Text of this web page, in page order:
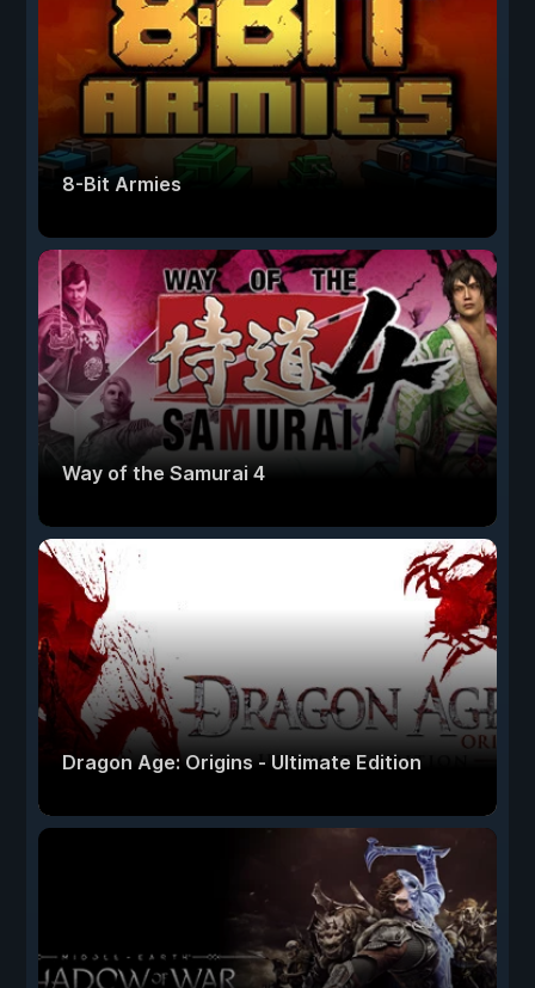
8-Bit Armies
Way of the Samurai 4
Dragon Age: Origins - Ultimate Edition